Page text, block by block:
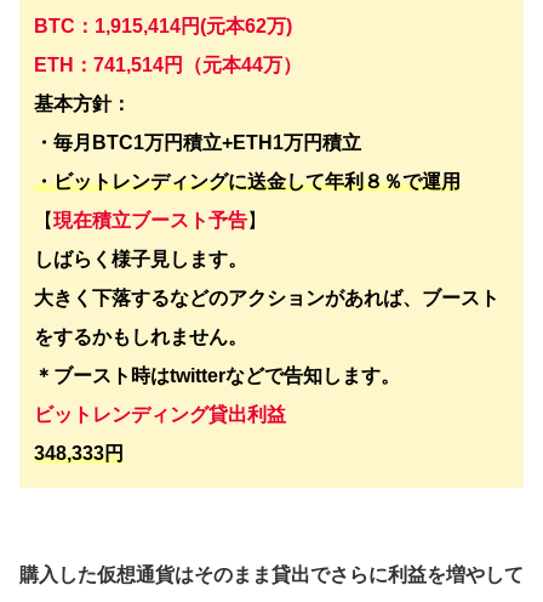
BTC： 1,915,414円(元本62万)
ETH：741,514円（元本44万）
基本方針：
・毎月BTC1万円積立+ETH1万円積立
・ビットレンディングに送金して年利８％で運用
【現在積立ブースト予告】
しばらく様子見します。
大きく下落するなどのアクションがあれば、ブースト
をするかもしれません。
＊ブースト時はtwitterなどで告知します。
ビットレンディング貸出利益
348,333円
購入した仮想通貨はそのまま貸出でさらに利益を増やして